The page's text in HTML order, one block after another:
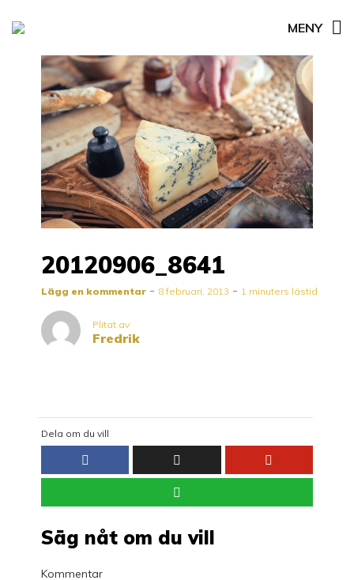
MENY
20120906_8641
Lägg en kommentar 8 februari, 2013 1 minuters lästid
Plitat av
Fredrik
Dela om du vill
Säg nåt om du vill
Kommentar